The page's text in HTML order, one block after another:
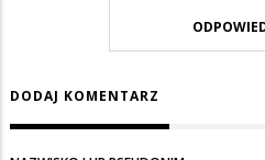
DODAJ KOMENTARZ